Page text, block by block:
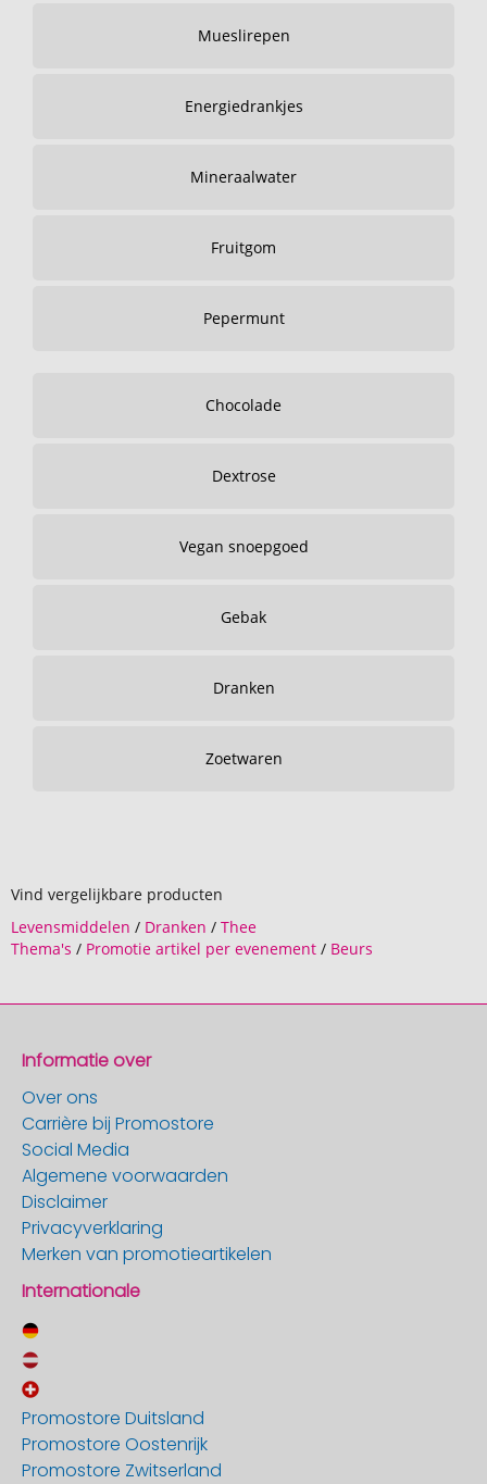
Mueslirepen
Energiedrankjes
Mineraalwater
Fruitgom
Pepermunt
Chocolade
Dextrose
Vegan snoepgoed
Gebak
Dranken
Zoetwaren
Vind vergelijkbare producten
Levensmiddelen / Dranken / Thee
Thema's / Promotie artikel per evenement / Beurs
Informatie over
Over ons
Carrière bij Promostore
Social Media
Algemene voorwaarden
Disclaimer
Privacyverklaring
Merken van promotieartikelen
Internationale
Promostore Duitsland
Promostore Oostenrijk
Promostore Zwitserland